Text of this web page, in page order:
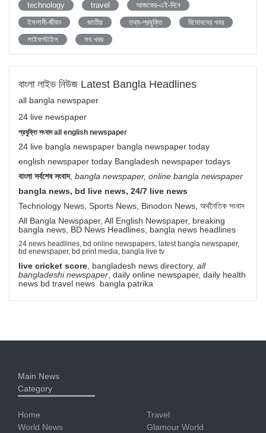
technology
travel
আজকের-এই-দিনে
ইসলামী-জীবন
জাতীয় তথ্য-প্রযুক্তি
বিনোদনের খবর
লাইফস্টাইল
সব খবর
বাংলা লাইভ নিউজ Latest Bangla Headlines
all bangla newspaper
24 live newspaper
প্রযুক্তি সংবাদ all english newspaper
24 live bangla newspaper bangla newspaper today
english newspaper today Bangladesh newspaper todays
বাংলা সর্বশেষ সংবাদ, bangla newspaper, online bangla newspaper
bangla news, bd live news, 24/7 live news
Technology News, Sports News, Binodon News, অর্থনৈতিক সংবাদ
All Bangla Newspaper, All English Newspaper, breaking
bangla news, BD News Headlines, bangla news headlines
24 news headlines, bd online newspapers, latest bangla newspaper,
bd enewspaper, bd print media, bangla live tv
live cricket score , bangladesh news directory, all
bangladeshi newspaper , daily online newspaper, daily health
news bd travel news bangla patrika
Main News
Category
Home
World News
Travel
Glamour World